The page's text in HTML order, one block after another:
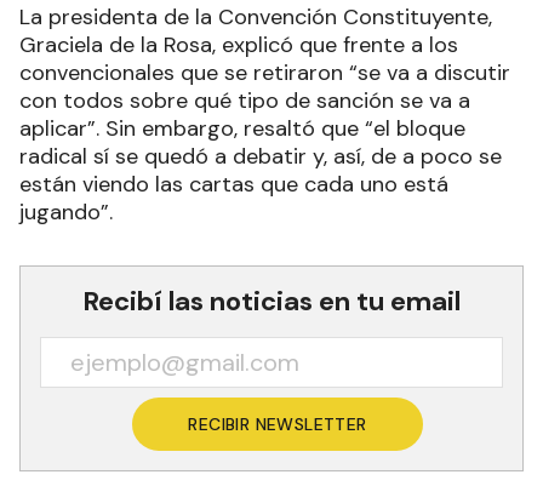
La presidenta de la Convención Constituyente,
Graciela de la Rosa, explicó que frente a los
convencionales que se retiraron “se va a discutir
con todos sobre qué tipo de sanción se va a
aplicar”. Sin embargo, resaltó que “el bloque
radical sí se quedó a debatir y, así, de a poco se
están viendo las cartas que cada uno está
jugando”.
Recibí las noticias en tu email
RECIBIR NEWSLETTER